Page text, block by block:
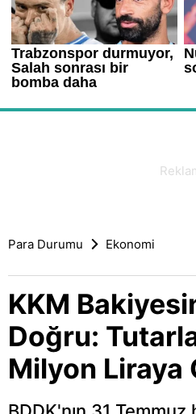
Para Durumu Ekonomi
KKM
Doğru:
Milyon Liraya